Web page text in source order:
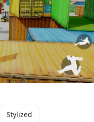
Stylized